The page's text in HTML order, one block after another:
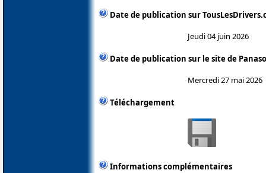
Date de publication sur
Jeudi 04 juin 2026
Date de publication sur le site de
Mercredi 27 mai 2026
Téléchargement
Informations complémentaires